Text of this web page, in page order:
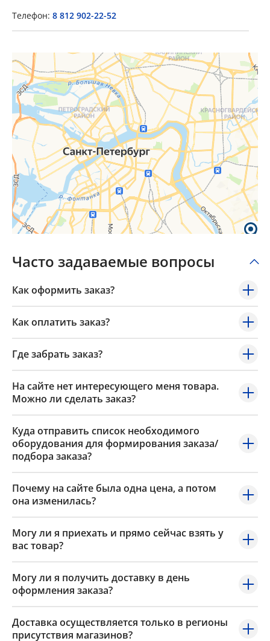
Телефон: 8 812 902-22-52
Часто задаваемые вопросы
Как оформить заказ?
Как оплатить заказ?
Где забрать заказ?
На сайте нет интересующего меня товара.
Можно ли сделать заказ?
Куда отправить список необходимого
оборудования для формирования заказа/
подбора заказа?
Почему на сайте была одна цена, а потом
она изменилась?
Могу ли я приехать и прямо сейчас взять у
вас товар?
Могу ли я получить доставку в день
оформления заказа?
Доставка осуществляется только в регионы
присутствия магазинов?
Popup Content